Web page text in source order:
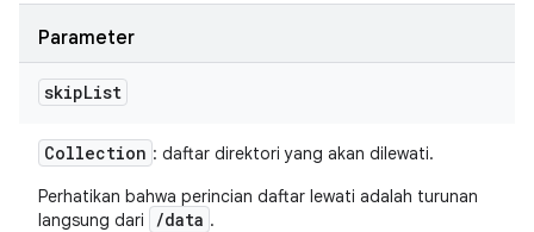
Parameter
skipList
Collection : daftar direktori yang akan dilewati.
Perhatikan bahwa perincian daftar lewati adalah turunan
langsung dari
/data .